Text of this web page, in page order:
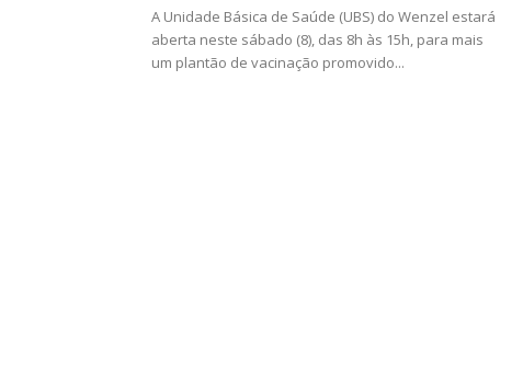
A Unidade Básica de Saúde (UBS) do Wenzel estará
aberta neste sábado (8), das 8h às 15h, para mais
um plantão de vacinação promovido...